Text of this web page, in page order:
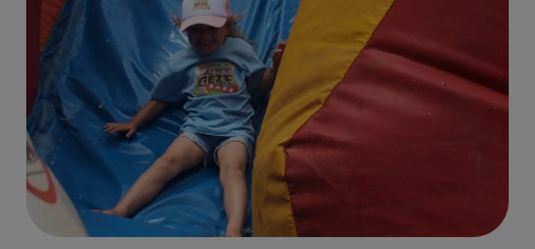
CHÂTEAUX GONFLABLES